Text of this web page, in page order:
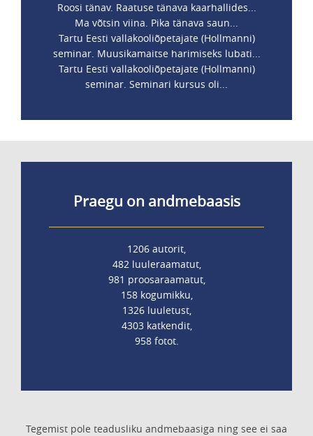
Roosi tänav. Raatuse tänava kaarhallides...
Ma võtsin viina. Pika tänava saun...
Tartu Eesti vallakooliõpetajate (Hollmanni)
seminar. Muusikamaitse harimiseks lubati...
Tartu Eesti vallakooliõpetajate (Hollmanni)
seminar. Seminari kursus oli...
Praegu on andmebaasis
1206 autorit,
482 luuleraamatut,
981 proosaraamatut,
158 kogumikku,
1326 luuletust,
4303 katkendit,
958 fotot.
Tegemist pole teadusliku andmebaasiga ning see ei saa